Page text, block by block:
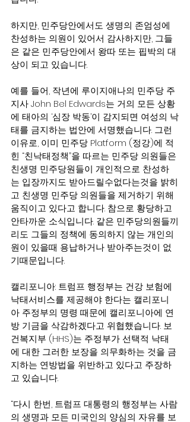
하지만, 민주당안에서도 생명의 존엄성에
찬성하는 의원이 있어서 감사하지만, 그들
은 같은 민주당안에서 왕따 또는 핍박의 대
상이 되고 있습니다.
예를 들어, 작년에 루이지애나의 민주당 주
지사 John Bel Edwards는 거의 모든 상황
에 태아의 ‘심장 박동’이 감지되면 여성의 낙
태를 금지하는 법안에 서명했습니다. 그런
이유로, 이미 민주당 Platform (정강)에 적
힌 “친낙태정책”을 따르는 민주당 의원들은
친생명 민주당원들이 개인적으로 찬성하
는 입장까지도 받아드릴수없다는것을 밝히
고 친생명 민주당 의원들을 제거하기 위해
움직이고 있다고 합니다. 참으로 황당하고
안타까운 소식입니다. 같은 민주당의원들끼
리도 그들의 정책에 동의하지 않는 개인의
원이 있을때 용납하거나 받아주는것이 없
기때문입니다.
캘리포니아: 트럼프 행정부는 건강 보험에
낙태서비스를 제공해야 한다는 캘리포니
아 주정부의 명령 때문에 캘리포니아에 연
방 기금을 삭감하겠다고 위협했습니다. 보
건복지부 (HHS)는 주정부가 선택적 낙태
에 대한 그러한 보장을 의무화하는 것을 금
지하는 연방법을 위반하고 있다고 주장하
고 있습니다.
“다시 한번, 트럼프 대통령의 행정부는 사람
의 생명과 모든 미국인의 양심의 자유를 보